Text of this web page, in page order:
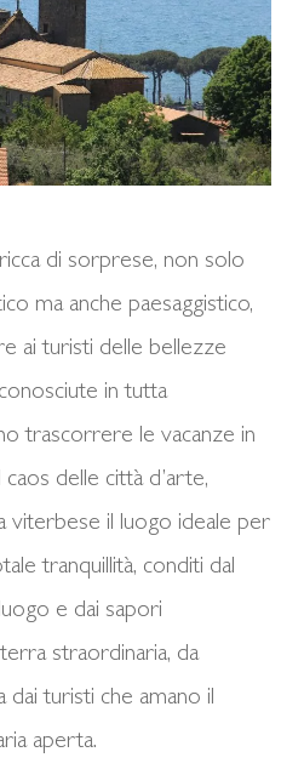
di sorprese, non solo
ma anche paesaggistico,
ai turisti delle bellezze
in tutta
trascorrere le vacanze in
delle città d’arte,
viterbese il luogo ideale per
tranquillità, conditi dal
e dai sapori
straordinaria, da
turisti che amano il
aperta.